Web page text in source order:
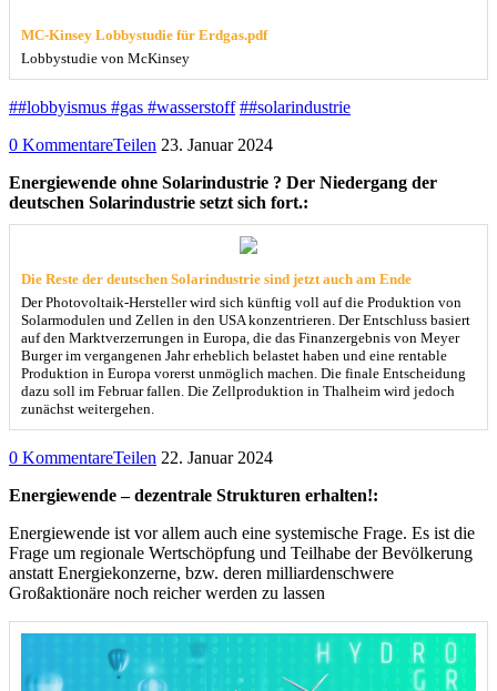
MC-Kinsey Lobbystudie für Erdgas.pdf
Lobbystudie von McKinsey
##lobbyismus #gas #wasserstoff ##solarindustrie
0 KommentareTeilen 23. Januar 2024
Energiewende ohne Solarindustrie ? Der Niedergang der
deutschen Solarindustrie setzt sich fort.:
Die Reste der deutschen Solarindustrie sind jetzt auch am Ende
Der Photovoltaik-Hersteller wird sich künftig voll auf die Produktion von
Solarmodulen und Zellen in den USA konzentrieren. Der Entschluss basiert
auf den Marktverzerrungen in Europa, die das Finanzergebnis von Meyer
Burger im vergangenen Jahr erheblich belastet haben und eine rentable
Produktion in Europa vorerst unmöglich machen. Die finale Entscheidung
dazu soll im Februar fallen. Die Zellproduktion in Thalheim wird jedoch
zunächst weitergehen.
0 KommentareTeilen 22. Januar 2024
Energiewende – dezentrale Strukturen erhalten!:
Energiewende ist vor allem auch eine systemische Frage. Es ist die
Frage um regionale Wertschöpfung und Teilhabe der Bevölkerung
anstatt Energiekonzerne, bzw. deren milliardenschwere
Großaktionäre noch reicher werden zu lassen